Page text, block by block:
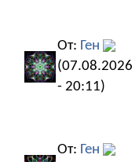
От: Ген
(07.08.2026
- 20:11)
От: Ген